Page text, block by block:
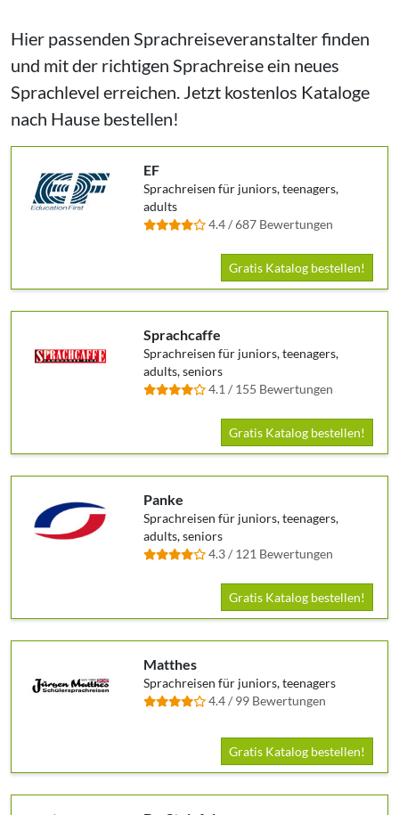
Hier passenden Sprachreiseveranstalter finden
und mit der richtigen Sprachreise ein neues
Sprachlevel erreichen. Jetzt kostenlos Kataloge
nach Hause bestellen!
EF
Sprachreisen für juniors, teenagers,
adults
4.4 / 687 Bewertungen
Gratis Katalog bestellen!
Sprachcaffe
Sprachreisen für juniors, teenagers,
adults, seniors
4.1 / 155 Bewertungen
Gratis Katalog bestellen!
Panke
Sprachreisen für juniors, teenagers,
adults, seniors
4.3 / 121 Bewertungen
Gratis Katalog bestellen!
Matthes
Sprachreisen für juniors, teenagers
4.4 / 99 Bewertungen
Gratis Katalog bestellen!